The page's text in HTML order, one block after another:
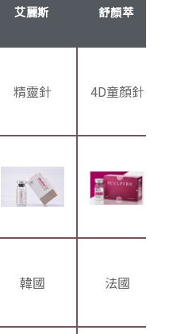
艾麗斯 舒顏萃
精靈針 4D童顏針
韓國 法國